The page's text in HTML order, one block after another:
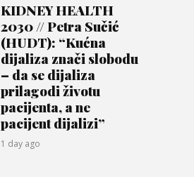
KIDNEY HEALTH
2030 // Petra Sučić
(HUDT): “Kućna
dijaliza znači slobodu
– da se dijaliza
prilagodi životu
pacijenta, a ne
pacijent dijalizi”
1 day ago